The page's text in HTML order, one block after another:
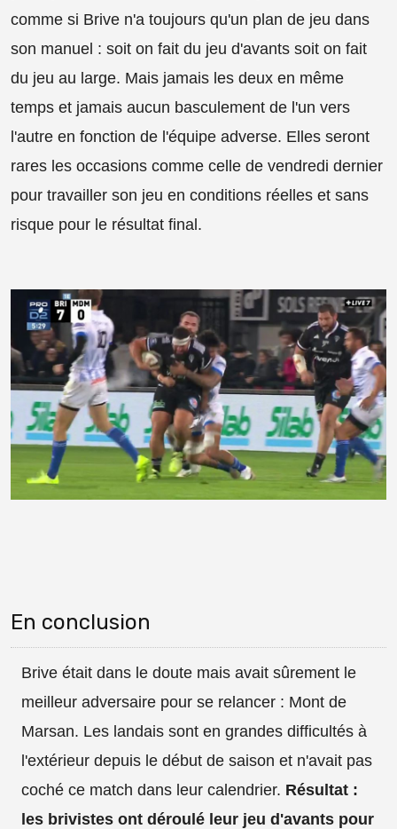
comme si Brive n'a toujours qu'un plan de jeu dans
son manuel : soit on fait du jeu d'avants soit on fait
du jeu au large. Mais jamais les deux en même
temps et jamais aucun basculement de l'un vers
l'autre en fonction de l'équipe adverse. Elles seront
rares les occasions comme celle de vendredi dernier
pour travailler son jeu en conditions réelles et sans
risque pour le résultat final.
En conclusion
Brive était dans le doute mais avait sûrement le
meilleur adversaire pour se relancer : Mont de
Marsan. Les landais sont en grandes difficultés à
l'extérieur depuis le début de saison et n'avait pas
coché ce match dans leur calendrier. Résultat :
les brivistes ont déroulé leur jeu d'avants pour